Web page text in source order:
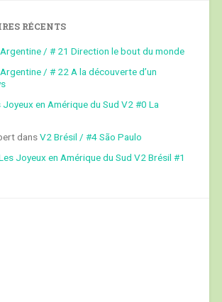
RÉCENTS
/ # 21 Direction le bout du monde
/ # 22 A la découverte d’un
Joyeux en Amérique du Sud V2 #0 La
dansV2 Brésil / #4 São Paulo
Joyeux en Amérique du Sud V2 Brésil #1